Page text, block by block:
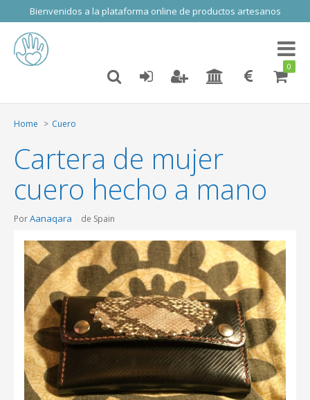
Bienvenidos a la plataforma online de productos artesanos
Toggle
0
Home Cuero
Cartera de mujer
cuero hecho a mano
PorAanaqara de Spain